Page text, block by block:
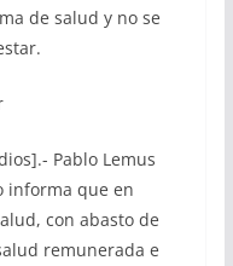
de salud y no se
Pablo Lemus
informa que en
con abasto de
remunerada e